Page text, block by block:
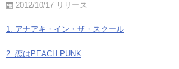
2012/10/17 リリース
1. アナアキ・イン・ザ・スクール
2. 恋はPEACH PUNK